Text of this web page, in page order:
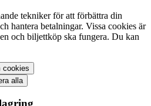
tekniker för att förbättra din
hantera betalningar. Vissa cookies är
och biljettköp ska fungera. Du kan
cookies
alla